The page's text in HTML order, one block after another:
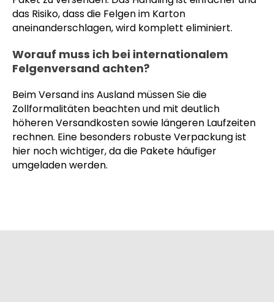
das Risiko, dass die Felgen im Karton
aneinanderschlagen, wird komplett eliminiert.
Worauf muss ich bei internationalem
Felgenversand achten?
Beim Versand ins Ausland müssen Sie die
Zollformalitäten beachten und mit deutlich
höheren Versandkosten sowie längeren Laufzeiten
rechnen. Eine besonders robuste Verpackung ist
hier noch wichtiger, da die Pakete häufiger
umgeladen werden.